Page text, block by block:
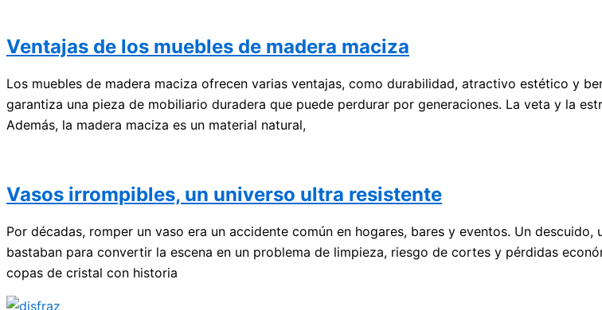
Ventajas de los muebles de madera maciza
Los muebles de madera maciza ofrecen varias ventajas, como durabilidad, atractivo estético y
garantiza una pieza de mobiliario duradera que puede perdurar por generaciones. La veta y la
Además, la madera maciza es un material natural,
Vasos irrompibles, un universo ultra resistente
Por décadas, romper un vaso era un accidente común en hogares, bares y eventos. Un
bastaban para convertir la escena en un problema de limpieza, riesgo de cortes y pérdidas
copas de cristal con historia